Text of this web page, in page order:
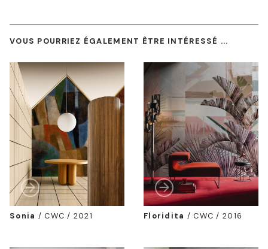
VOUS POURRIEZ ÉGALEMENT ÊTRE INTÉRESSÉ ...
Sonia /CWC / 2021 Floridita /CWC / 2016